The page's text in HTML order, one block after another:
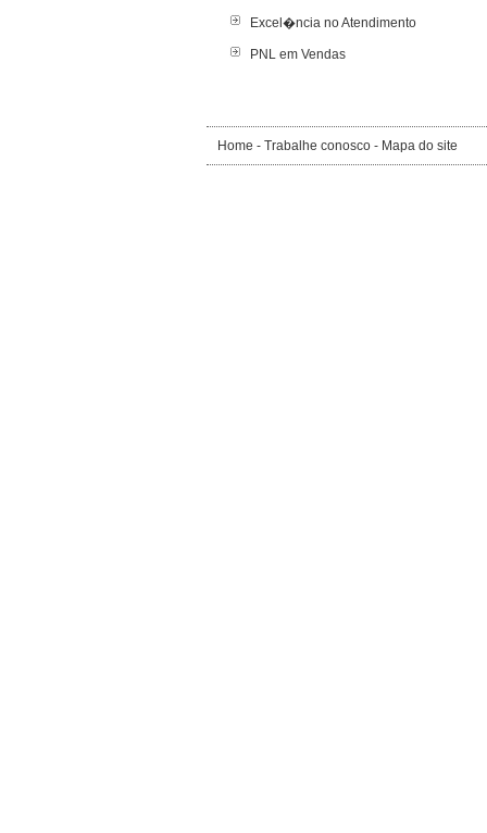
Excel�ncia no Atendimento
PNL em Vendas
Home - Trabalhe conosco - Mapa do site